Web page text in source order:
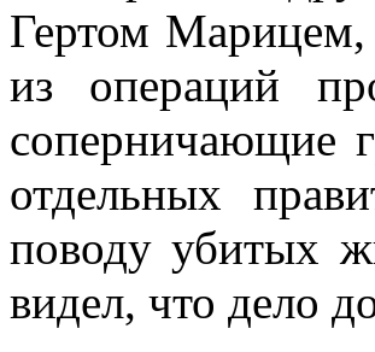
Гертом Марицем,
из операций
соперничающие
отдельных
поводу убитых
видел, что дело